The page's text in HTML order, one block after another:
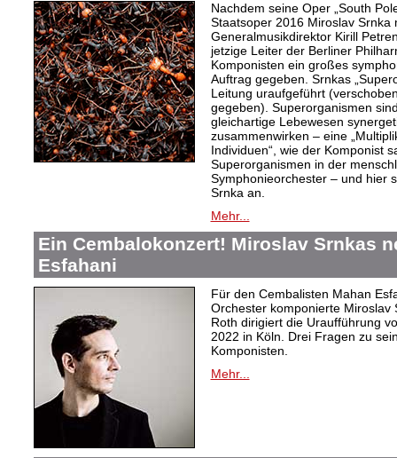
Nachdem seine Oper „South
Staatsoper 2016 Miroslav Srnka
Generalmusikdirektor Kirill
jetzige Leiter der Berliner
Komponisten ein großes
Auftrag gegeben. Srnkas
Leitung uraufgeführt
gegeben). Superorganismen
gleichartige Lebewesen
zusammenwirken – eine
Individuen“, wie der Komponist
Superorganismen in der
Symphonieorchester – und hier
Srnka an.
Mehr...
Ein Cembalokonzert! Miroslav Srnkas
Esfahani
Für den Cembalisten Mahan
Orchester komponierte Miroslav
Roth dirigiert die Uraufführung
2022 in Köln. Drei Fragen zu
Komponisten.
Mehr...